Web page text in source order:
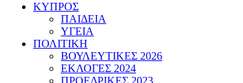
ΚΥΠΡΟΣ
ΠΑΙΔΕΙΑ
ΥΓΕΙΑ
ΠΟΛΙΤΙΚΗ
ΒΟΥΛΕΥΤΙΚΕΣ 2026
ΕΚΛΟΓΕΣ 2024
ΠΡΟΕΔΡΙΚΕΣ 2023